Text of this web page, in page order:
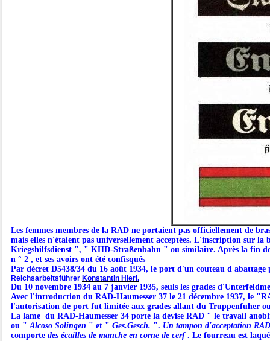
Les femmes membres de la RAD ne portaient pas officiellement de
mais elles n'étaient pas universellement acceptées. L'inscription sur
Kriegshilfsdienst ", " KHD-Straßenbahn " ou similaire. Après la fin
n ° 2 , et ses avoirs ont été confisqués
Par décret D5438/34 du 16 août 1934, le port d'un couteau d
Reichsarbeitsführer Konstantin Hierl.
Du 10 novembre 1934 au 7 janvier 1935, seuls les grades
Avec l'introduction du RAD-Haumesser 37 le 21 décembre 1937, le
l'autorisation de port fut limitée aux grades allant du Truppenfuher
La lame du RAD-Haumesser 34 porte la devise RAD " le travail
ou "Alcoso Solingen " et " Ges.Gesch. ". Un tampon d'acceptation RAD
comporte des écailles de manche en corne de cerf. Le fourreau est